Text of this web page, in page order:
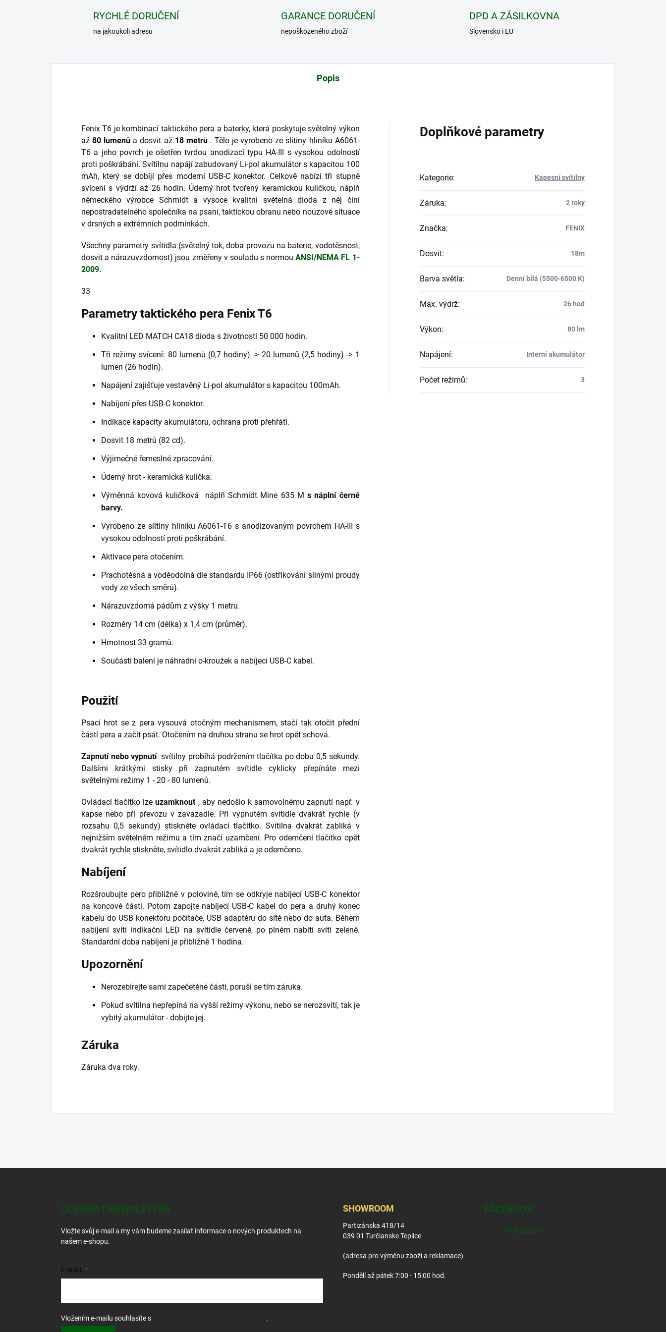
RYCHLÉ DORUČENÍ
na jakoukoli adresu
GARANCE DORUČENÍ
nepoškozeného zboží
DPD A ZÁSILKOVNA
Slovensko i EU
Popis
Fenix ​​T6 je kombinací taktického pera a baterky, která poskytuje světelný výkon
až 80 lumenů a dosvit až 18 metrů . Tělo je vyrobeno ze slitiny hliníku A6061-
T6 a jeho povrch je ošetřen tvrdou anodizací typu HA-III s vysokou odolností
proti poškrábání. Svítilnu napájí zabudovaný Li-pol akumulátor s kapacitou 100
mAh, který se dobíjí přes moderní USB-C konektor. Celkově nabízí tři stupně
svícení s výdrží až 26 hodin. Úderný hrot tvořený keramickou kuličkou, náplň
německého výrobce Schmidt a vysoce kvalitní světelná dioda z něj činí
nepostradatelného společníka na psaní, taktickou obranu nebo nouzové situace
v drsných a extrémních podmínkách.
Všechny parametry svítidla (světelný tok, doba provozu na baterie, vodotěsnost,
dosvit a nárazuvzdornost) jsou změřeny v souladu s normou ANSI/NEMA FL 1-
2009.
33
Parametry taktického pera Fenix T6
Kvalitní LED MATCH CA18 dioda s životností 50 000 hodin.
Tři režimy svícení: 80 lumenů (0,7 hodiny) -> 20 lumenů (2,5 hodiny) -> 1
lumen (26 hodin).
Napájení zajišťuje vestavěný Li-pol akumulátor s kapacitou 100mAh.
Nabíjení přes USB-C konektor.
Indikace kapacity akumulátoru, ochrana proti přehřátí.
Dosvit 18 metrů (82 cd).
Výjimečné řemeslné zpracování.
Úderný hrot - keramická kulička.
Výměnná kovová kuličková
náplň Schmidt Mine 635 M s náplní černé
barvy.
Vyrobeno ze slitiny hliníku A6061-T6 s anodizovaným povrchem HA-III s
vysokou odolností proti poškrábání.
Aktivace pera otočením.
Prachotěsná a voděodolná dle standardu IP66 (ostřikování silnými proudy
vody ze všech směrů).
Nárazuvzdorná pádům z výšky 1 metru.
Rozměry 14 cm (délka) x 1,4 cm (průměr).
Hmotnost 33 gramů.
Součástí balení je náhradní o-kroužek a nabíjecí USB-C kabel.
Použití
Psací hrot se z pera vysouvá otočným mechanismem, stačí tak otočit přední
částí pera a začít psát. Otočením na druhou stranu se hrot opět schová.
Zapnutí nebo vypnutí svítilny probíhá podržením tlačítka po dobu 0,5 sekundy.
Dalšími krátkými stisky při zapnutém svítidle cyklicky přepínáte mezi
světelnými režimy 1 - 20 - 80 lumenů.
Ovládací tlačítko lze uzamknout , aby nedošlo k samovolnému zapnutí např. v
kapse nebo při převozu v zavazadle. Při vypnutém svítidle dvakrát rychle (v
rozsahu 0,5 sekundy) stiskněte ovládací tlačítko. Svítilna dvakrát zabliká v
nejnižším světelném režimu a tím značí uzamčení. Pro odemčení tlačítko opět
dvakrát rychle stiskněte, svítidlo dvakrát zabliká a je odemčeno.
Nabíjení
Rozšroubujte pero přibližně v polovině, tím se odkryje nabíjecí USB-C konektor
na koncové části. Potom zapojte nabíjecí USB-C kabel do pera a druhý konec
kabelu do USB konektoru počítače, USB adaptéru do sítě nebo do auta. Během
nabíjení svítí indikační LED na svítidle červeně, po plném nabití svítí zeleně.
Standardní doba nabíjení je přibližně 1 hodina.
Upozornění
Nerozebírejte sami zapečetěné části, poruší se tím záruka.
Pokud svítilna nepřepíná na vyšší režimy výkonu, nebo se nerozsvítí, tak je
vybitý akumulátor - dobijte jej.
Záruka
Záruka dva roky.
Doplňkové parametry
Kategorie: Kapesní svítilny
Záruka: 2 roky
Značka: FENIX
Dosvit: 18m
Barva světla: Denní bílá (5500-6500 K)
Max. výdrž: 26 hod
Výkon: 80 lm
Napájení: Interní akumulátor
Počet režimů: 3
ODEBÍRAT NEWSLETTER
Vložte svůj e-mail a my vám budeme zasílat informace o nových produktech na
našem e-shopu.
E-MAIL
Vložením e-mailu souhlasíte s .
SHOWROOM
Partizánska 418/14
039 01 Turčianske Teplice
(adresa pro výměnu zboží a reklamace)
Pondělí až pátek 7:00 - 15:00 hod.
FACEBOOK
Pojd Na Lov